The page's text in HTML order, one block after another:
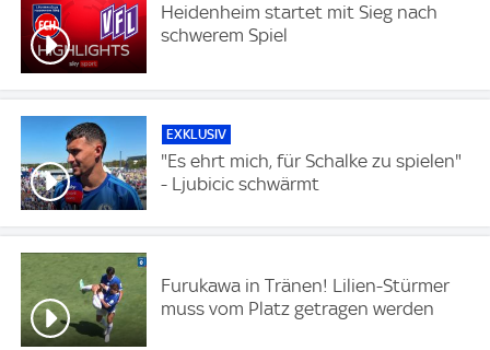
Heidenheim startet mit Sieg nach
schwerem Spiel
EXKLUSIV
"Es ehrt mich, für Schalke zu spielen"
- Ljubicic schwärmt
Furukawa in Tränen! Lilien-Stürmer
muss vom Platz getragen werden